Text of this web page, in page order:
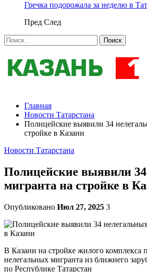
Гречка подорожала за неделю в
Пред След
Главная
Новости Татарстана
Полицейские выявили 34
стройке в Казани
Новости Татарстана
Полицейские выявили
мигранта на стройке в
Опубликовано Июл 27, 2025 3
В Казани на стройке жилого комплекса
нелегальных мигранта из ближнего
по Республике Татарстан